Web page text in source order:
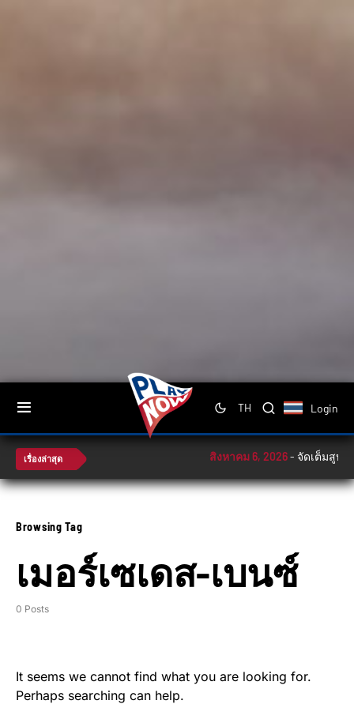
TH Login
เรื่องล่าสุด สิงหาคม 6, 2026-จัดเต็มสูบ!
Browsing Tag
เมอร์เซเดส-เบนซ์
0 Posts
It seems we cannot find what you are looking for.
Perhaps searching can help.